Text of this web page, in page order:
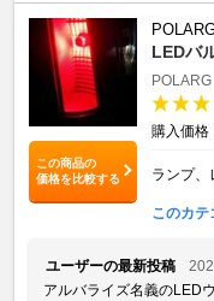
この商品の
価格を比較する
LEDバ
POLARG
購入価格
ランプ、
このカテ
ユーザーの最新投稿
アルバライズ名義のLED